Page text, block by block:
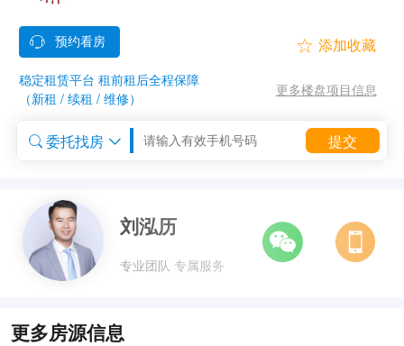

稳定租赁平台 租前租后全程保障
（新租 / 续租 / 维修）

更多楼盘项目信息
 委托找房  提交
刘泓历
专业团队 专属服务
更多房源信息